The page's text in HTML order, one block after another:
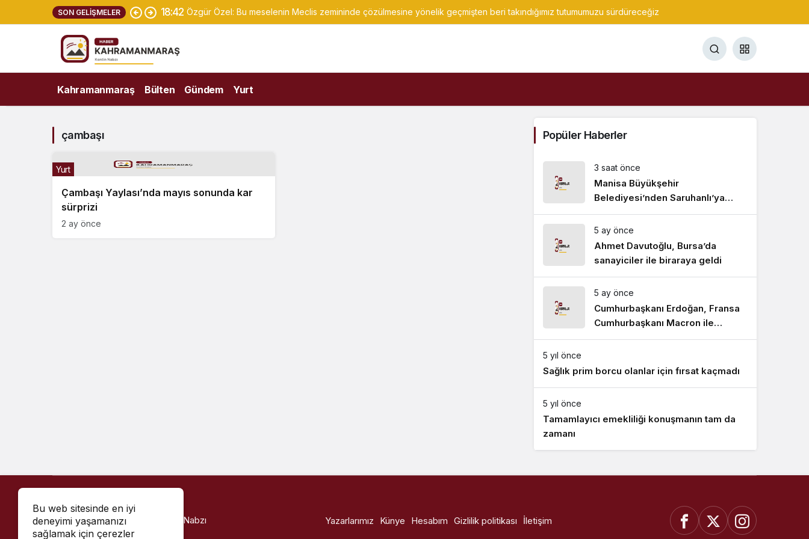
SON GELIŞMELER 18:42 Özgür Özel: Bu meselenin Meclis zemininde çözülmesine yönelik geçmişten beri takındığımız tutumumuzu sürdüreceğiz
Kahramanmaraş Bülten Gündem Yurt
çambaşı
Çambaşı Yaylası’nda mayıs sonunda kar
sürprizi
Yurt
2 ay önce
Popüler Haberler
3 saat önce
Manisa Büyükşehir
Belediyesi’nden Saruhanlı’ya
tarımsal sulama desteği
5 ay önce
Ahmet Davutoğlu, Bursa’da
sanayiciler ile biraraya geldi
5 ay önce
Cumhurbaşkanı Erdoğan, Fransa
Cumhurbaşkanı Macron ile
telefonda görüştü
5 yıl önce
Sağlık prim borcu olanlar için fırsat kaçmadı
5 yıl önce
Tamamlayıcı emekliliği konuşmanın tam da
zamanı
Bu web sitesinde en iyi
deneyimi yaşamanızı
sağlamak için çerezler
Haber Kahramanmaraş - Kentin Nabzı Yazarlarımız Künye Hesabım Gizlilik politikası İletişim